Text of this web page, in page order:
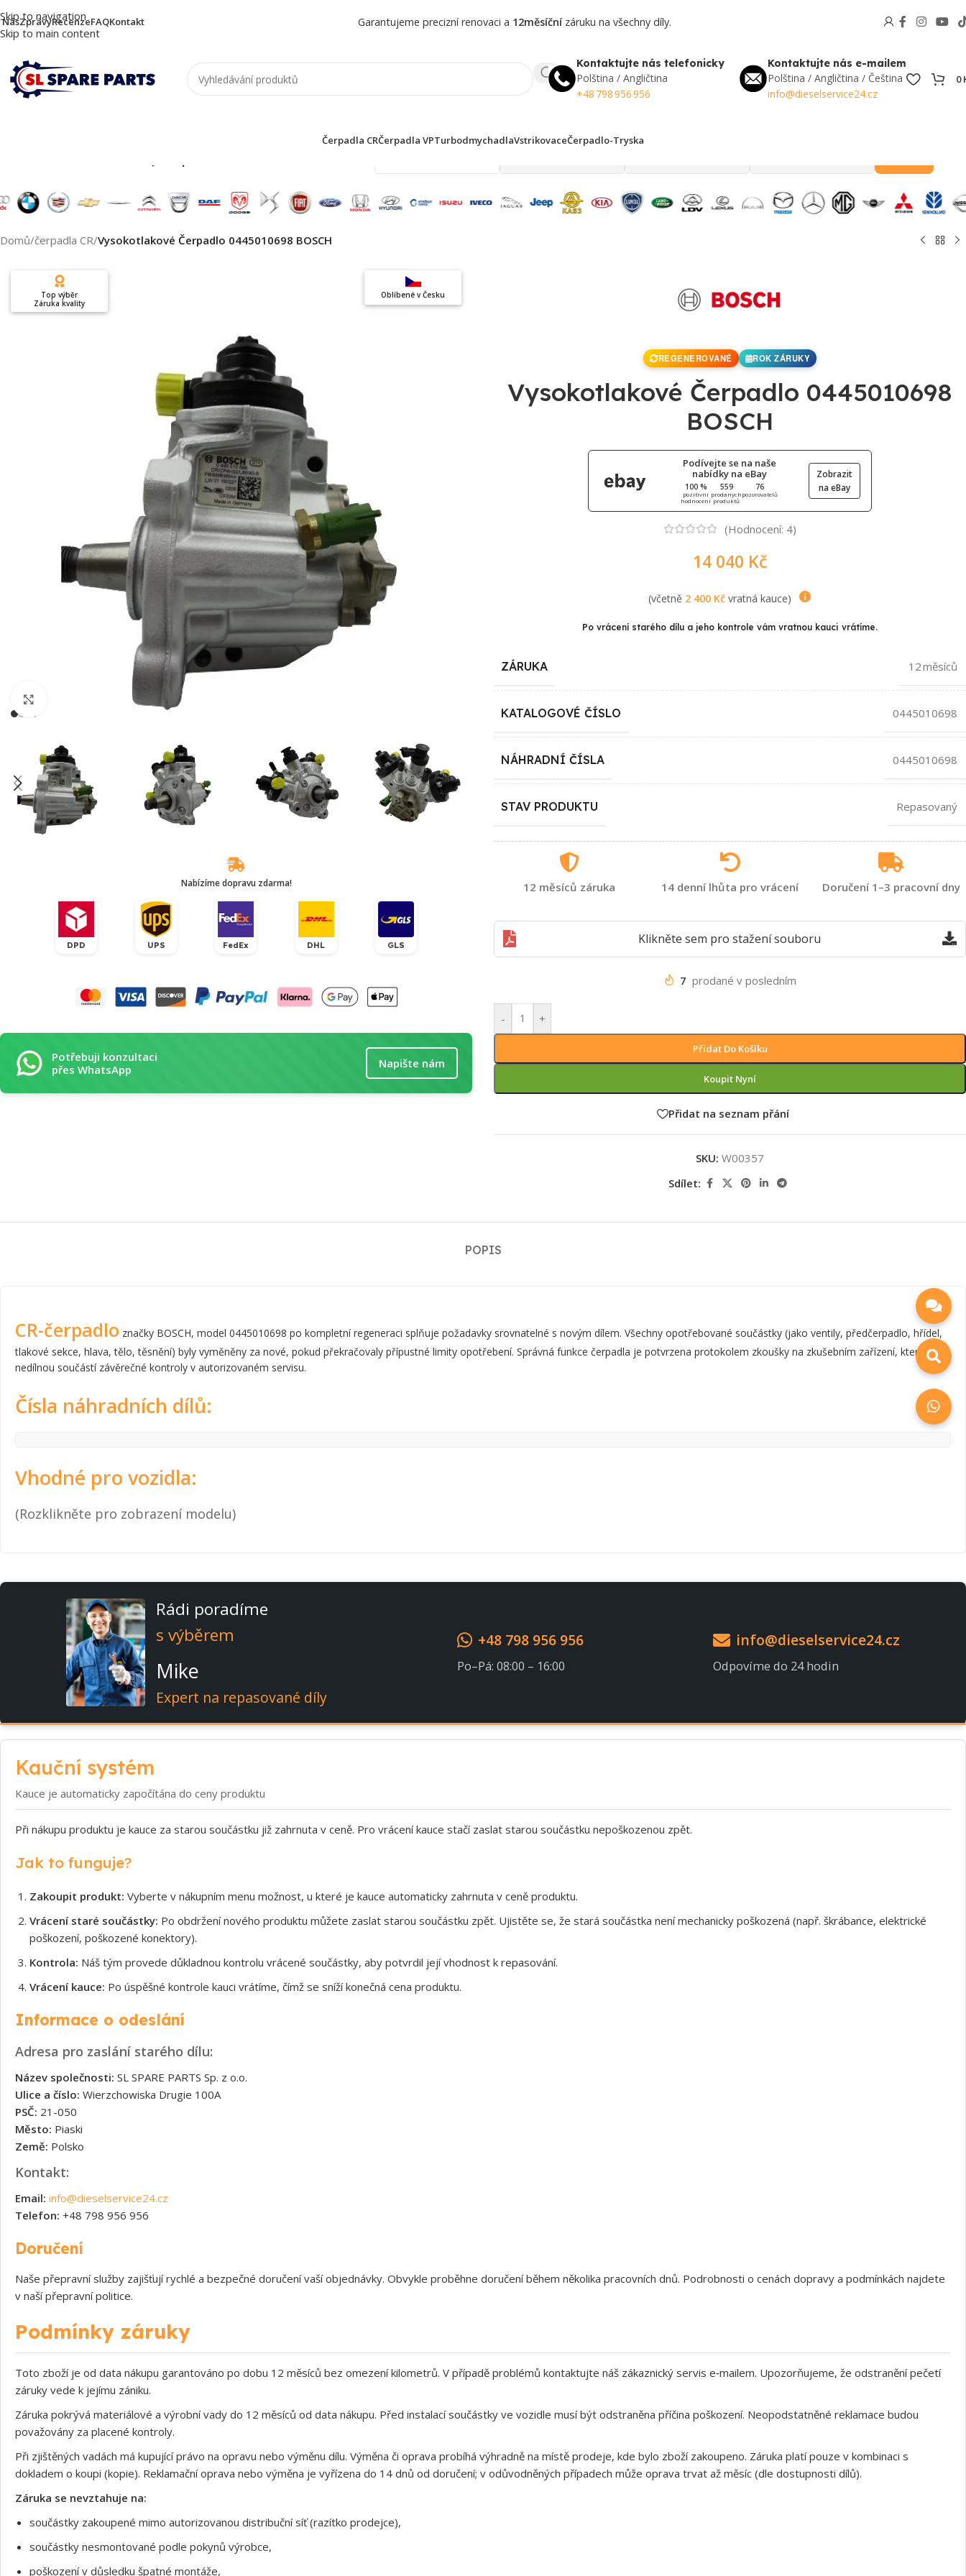
Skip to navigation
Skip to main content
NásZprávyRecenzeFAQKontakt Garantujeme precizní renovaci a 12měsíčnízáruku na všechny díly.
Kontaktujte nás telefonicky
Polština / Angličtina
+48 798 956 956
Kontaktujte nás e-mailem
Polština / Angličtina / Čeština
info@dieselservice24.cz
0
Čerpadla CRČerpadla VPTurbodmychadlaVstrikovaceČerpadlo-Tryska
Domů/čerpadla CR/Vysokotlakové Čerpadlo 0445010698 BOSCH
Oblíbené v Česku
Top výběr
Záruka kvality
Klikněte pro zvětšení
Nabízíme dopravu zdarma!
DPD UPS FedEx DHL GLS
Potřebuji konzultaci
přes WhatsApp
Napište nám
REGENEROVANÉ ROK ZÁRUKY
Vysokotlakové Čerpadlo 0445010698
BOSCH
Podívejte se na naše
nabídky na eBay
100 %
pozitivní
hodnocení
559
prodaných
produktů
76
pozorovatelů
Zobrazit
na eBay
(Hodnocení: 4)
14 040 Kč
(včetně 2 400 Kčvratná kauce)
Po vrácení starého dílu a jeho kontrole vám vratnou kauci vrátíme.
ZÁRUKA 12 měsíců
KATALOGOVÉ ČÍSLO 0445010698
NÁHRADNÍ ČÍSLA 0445010698
STAV PRODUKTU Repasovaný
12 měsíců záruka 14 denní lhůta pro vrácení Doručení 1–3 pracovní dny
Klikněte sem pro stažení souboru
7 prodané v posledním
- +
Přidat Do Košíku
Koupit Nyní
Přidat na seznam přání
SKU: W00357
Sdílet:
POPIS
CR-čerpadlo značky BOSCH, model 0445010698 po kompletní regeneraci splňuje požadavky srovnatelné s novým dílem. Všechny opotřebované součástky (jako ventily, předčerpadlo, hřídel,
tlakové sekce, hlava, tělo, těsnění) byly vyměněny za nové, pokud překračovaly přípustné limity opotřebení. Správná funkce čerpadla je potvrzena protokolem zkoušky na zkušebním zařízení, který je
nedílnou součástí závěrečné kontroly v autorizovaném servisu.
Čísla náhradních dílů:
Vhodné pro vozidla:
(Rozklikněte pro zobrazení modelu)
Rádi poradíme
s výběrem
Mike
Expert na repasované díly
+48 798 956 956
Po–Pá: 08:00 – 16:00
info@dieselservice24.cz
Odpovíme do 24 hodin
Kauční systém
Kauce je automaticky započítána do ceny produktu
Při nákupu produktu je kauce za starou součástku již zahrnuta v ceně. Pro vrácení kauce stačí zaslat starou součástku nepoškozenou zpět.
Jak to funguje?
Zakoupit produkt: Vyberte v nákupním menu možnost, u které je kauce automaticky zahrnuta v ceně produktu.
Vrácení staré součástky: Po obdržení nového produktu můžete zaslat starou součástku zpět. Ujistěte se, že stará součástka není mechanicky poškozená (např. škrábance, elektrické
poškození, poškozené konektory).
Kontrola: Náš tým provede důkladnou kontrolu vrácené součástky, aby potvrdil její vhodnost k repasování.
Vrácení kauce: Po úspěšné kontrole kauci vrátíme, čímž se sníží konečná cena produktu.
Informace o odeslání
Adresa pro zaslání starého dílu:
Název společnosti: SL SPARE PARTS Sp. z o.o.
Ulice a číslo: Wierzchowiska Drugie 100A
PSČ: 21-050
Město: Piaski
Země: Polsko
Kontakt:
Email: info@dieselservice24.cz
Telefon: +48 798 956 956
Doručení
Naše přepravní služby zajišťují rychlé a bezpečné doručení vaší objednávky. Obvykle proběhne doručení během několika pracovních dnů. Podrobnosti o cenách dopravy a podmínkách najdete
v naší přepravní politice.
Podmínky záruky
Toto zboží je od data nákupu garantováno po dobu 12 měsíců bez omezení kilometrů. V případě problémů kontaktujte náš zákaznický servis e‑mailem. Upozorňujeme, že odstranění pečetí
záruky vede k jejímu zániku.
Záruka pokrývá materiálové a výrobní vady do 12 měsíců od data nákupu. Před instalací součástky ve vozidle musí být odstraněna příčina poškození. Neopodstatněné reklamace budou
považovány za placené kontroly.
Při zjištěných vadách má kupující právo na opravu nebo výměnu dílu. Výměna či oprava probíhá výhradně na místě prodeje, kde bylo zboží zakoupeno. Záruka platí pouze v kombinaci s
dokladem o koupi (kopie). Reklamační oprava nebo výměna je vyřízena do 14 dnů od doručení; v odůvodněných případech může oprava trvat až měsíc (dle dostupnosti dílů).
Záruka se nevztahuje na:
součástky zakoupené mimo autorizovanou distribuční síť (razítko prodejce),
součástky nesmontované podle pokynů výrobce,
poškození v důsledku špatné montáže,